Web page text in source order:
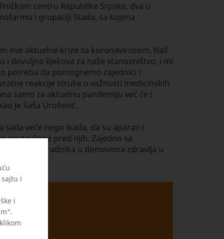
centru Republike Srpske, dva u
i grupaciji Stada, sa kojima
ove aktuelne krize sa koronavirusom. Naš
dovoljno lijekova za naše stanovništvo, i mi
potrebu da pomognemo zajednici i
reakcije struke o važnosti medicinskih
samo za aktuelnu pandemiju već će i
je Saša Urošević.
veće nego ikada, da su aparati i
postavljene pred njih. Zajedno sa
radnika u domovima zdravlja u
i
i